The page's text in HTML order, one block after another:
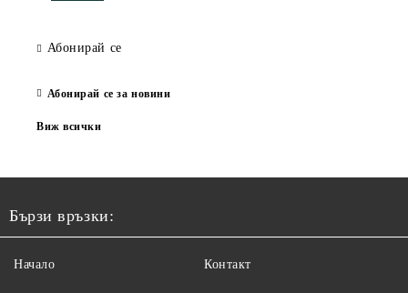
Абонирай се
Абонирай се за новини
Виж всички
Бързи връзки:
Начало Контакт